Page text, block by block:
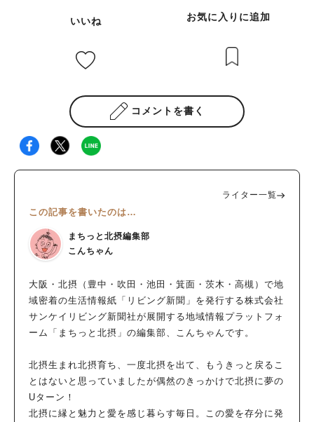
いいね お気に入りに追加
コメントを書く
ライター一覧
この記事を書いたのは…
まちっと北摂編集部
こんちゃん
大阪・北摂（豊中・吹田・池田・箕面・茨木・高槻）で地
域密着の生活情報紙「リビング新聞」を発行する株式会社
サンケイリビング新聞社が展開する地域情報プラットフォ
ーム「まちっと北摂」の編集部、こんちゃんです。
北摂生まれ北摂育ち、一度北摂を出て、もうきっと戻るこ
とはないと思っていましたが偶然のきっかけで北摂に夢の
Uターン！
北摂に縁と魅力と愛を感じ暮らす毎日。この愛を存分に発